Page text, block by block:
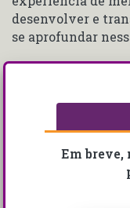
desenvolver e
se aprofundar
Em breve,